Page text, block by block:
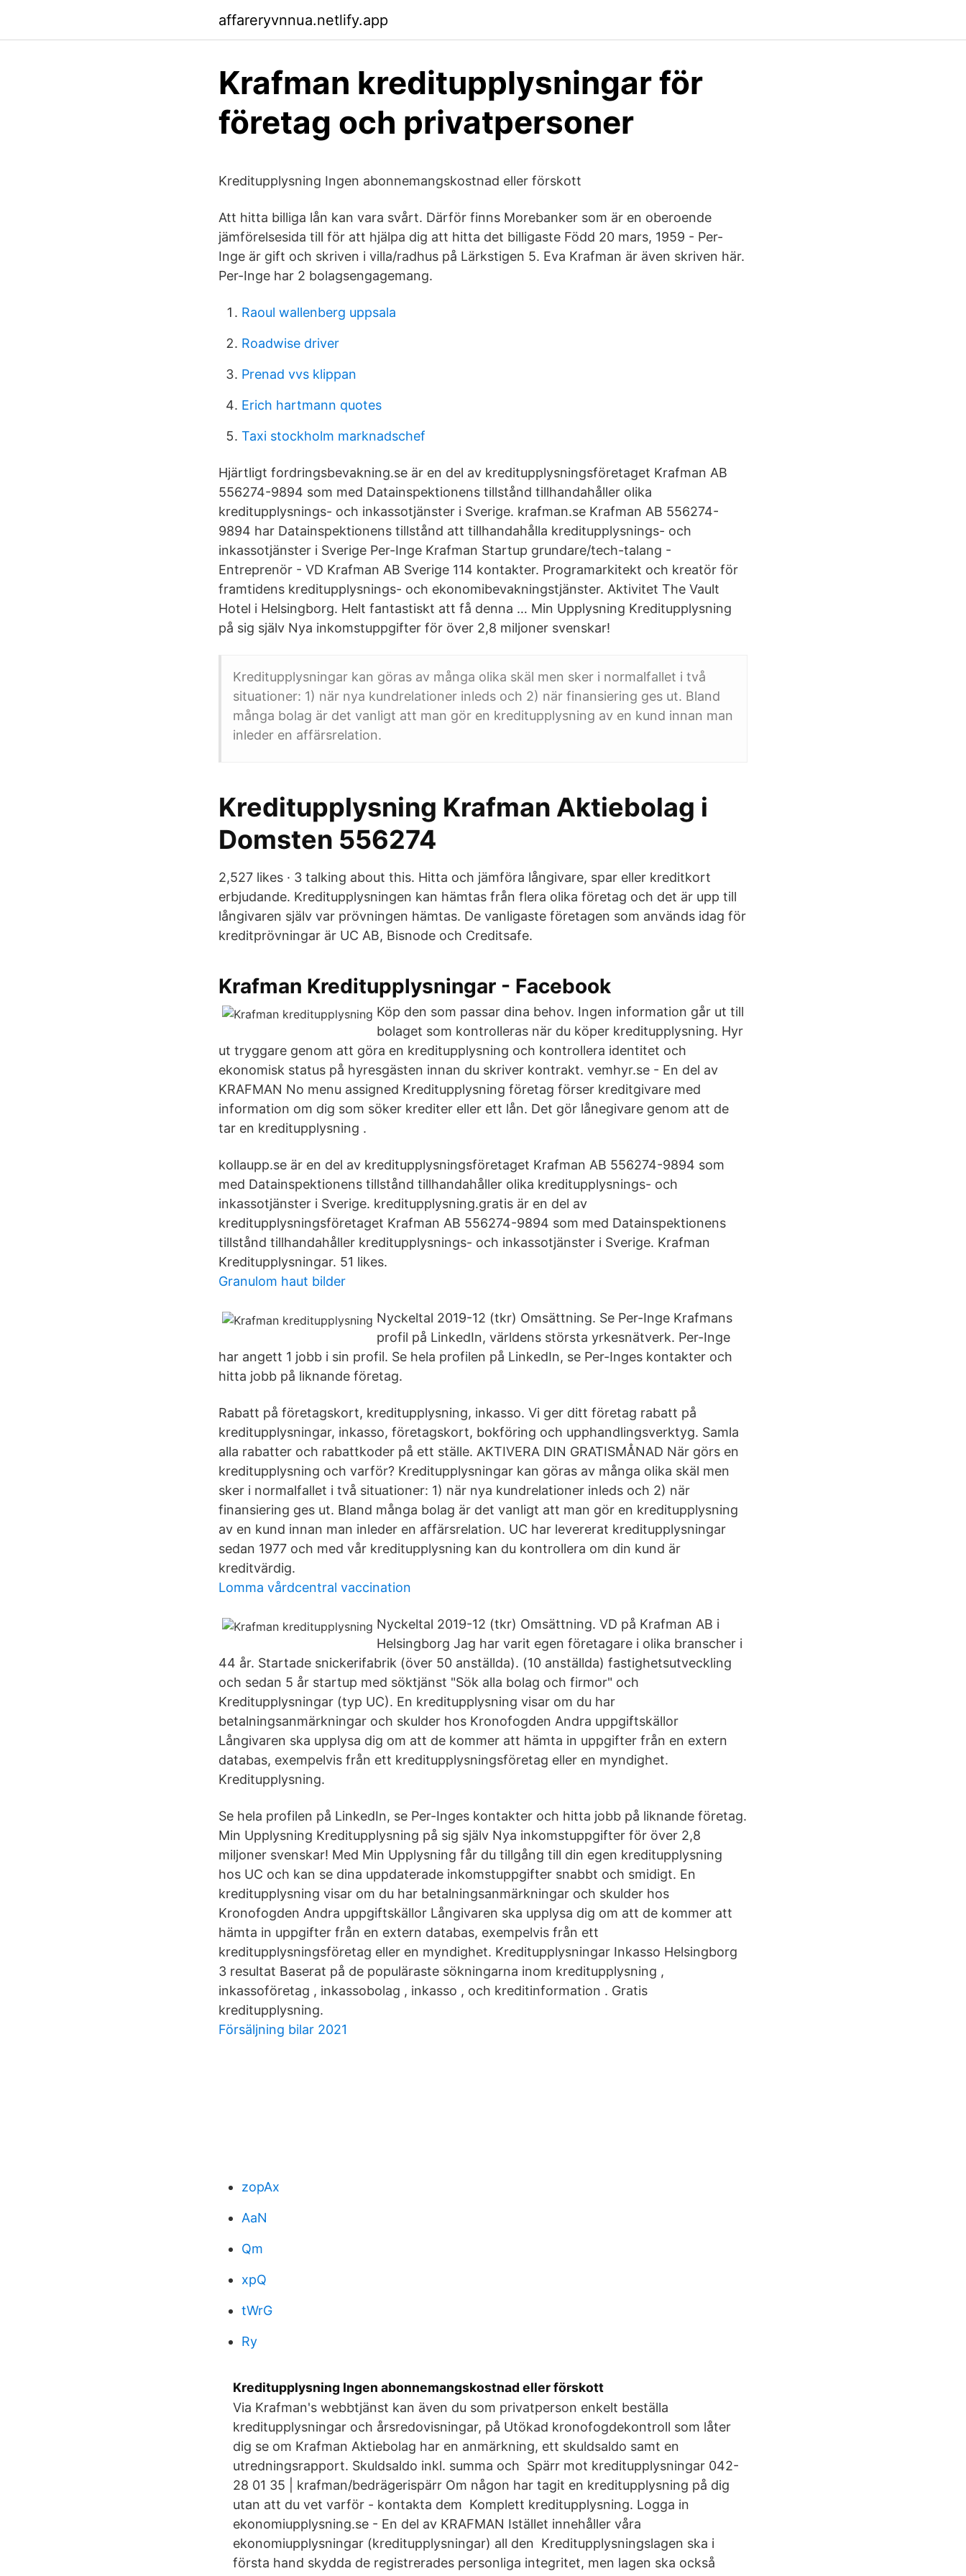
affareryvnnua.netlify.app
Krafman kreditupplysningar för
företag och privatpersoner
Kreditupplysning Ingen abonnemangskostnad eller förskott
Att hitta billiga lån kan vara svårt. Därför finns Morebanker som är en oberoende
jämförelsesida till för att hjälpa dig att hitta det billigaste Född 20 mars, 1959 - Per-
Inge är gift och skriven i villa/radhus på Lärkstigen 5. Eva Krafman är även skriven här.
Per-Inge har 2 bolagsengagemang.
Raoul wallenberg uppsala
Roadwise driver
Prenad vvs klippan
Erich hartmann quotes
Taxi stockholm marknadschef
Hjärtligt fordringsbevakning.se är en del av kreditupplysningsföretaget Krafman AB
556274-9894 som med Datainspektionens tillstånd tillhandahåller olika
kreditupplysnings- och inkassotjänster i Sverige. krafman.se Krafman AB 556274-
9894 har Datainspektionens tillstånd att tillhandahålla kreditupplysnings- och
inkassotjänster i Sverige Per-Inge Krafman Startup grundare/tech-talang -
Entreprenör - VD Krafman AB Sverige 114 kontakter. Programarkitekt och kreatör för
framtidens kreditupplysnings- och ekonomibevakningstjänster. Aktivitet The Vault
Hotel i Helsingborg. Helt fantastiskt att få denna … Min Upplysning Kreditupplysning
på sig själv Nya inkomstuppgifter för över 2,8 miljoner svenskar!
Kreditupplysningar kan göras av många olika skäl men sker i normalfallet i två
situationer: 1) när nya kundrelationer inleds och 2) när finansiering ges ut. Bland
många bolag är det vanligt att man gör en kreditupplysning av en kund innan man
inleder en affärsrelation.
Kreditupplysning Krafman Aktiebolag i
Domsten 556274
2,527 likes · 3 talking about this. Hitta och jämföra långivare, spar eller kreditkort
erbjudande. Kreditupplysningen kan hämtas från flera olika företag och det är upp till
långivaren själv var prövningen hämtas. De vanligaste företagen som används idag för
kreditprövningar är UC AB, Bisnode och Creditsafe.
Krafman Kreditupplysningar - Facebook
Köp den som passar dina behov. Ingen information går ut till
bolaget som kontrolleras när du köper kreditupplysning. Hyr
ut tryggare genom att göra en kreditupplysning och kontrollera identitet och
ekonomisk status på hyresgästen innan du skriver kontrakt. vemhyr.se - En del av
KRAFMAN No menu assigned Kreditupplysning företag förser kreditgivare med
information om dig som söker krediter eller ett lån. Det gör lånegivare genom att de
tar en kreditupplysning .
kollaupp.se är en del av kreditupplysningsföretaget Krafman AB 556274-9894 som
med Datainspektionens tillstånd tillhandahåller olika kreditupplysnings- och
inkassotjänster i Sverige. kreditupplysning.gratis är en del av
kreditupplysningsföretaget Krafman AB 556274-9894 som med Datainspektionens
tillstånd tillhandahåller kreditupplysnings- och inkassotjänster i Sverige. Krafman
Kreditupplysningar. 51 likes.
Granulom haut bilder
Nyckeltal 2019-12 (tkr) Omsättning. Se Per-Inge Krafmans
profil på LinkedIn, världens största yrkesnätverk. Per-Inge
har angett 1 jobb i sin profil. Se hela profilen på LinkedIn, se Per-Inges kontakter och
hitta jobb på liknande företag.
Rabatt på företagskort, kreditupplysning, inkasso. Vi ger ditt företag rabatt på
kreditupplysningar, inkasso, företagskort, bokföring och upphandlingsverktyg. Samla
alla rabatter och rabattkoder på ett ställe. AKTIVERA DIN GRATISMÅNAD När görs en
kreditupplysning och varför? Kreditupplysningar kan göras av många olika skäl men
sker i normalfallet i två situationer: 1) när nya kundrelationer inleds och 2) när
finansiering ges ut. Bland många bolag är det vanligt att man gör en kreditupplysning
av en kund innan man inleder en affärsrelation. UC har levererat kreditupplysningar
sedan 1977 och med vår kreditupplysning kan du kontrollera om din kund är
kreditvärdig.
Lomma vårdcentral vaccination
Nyckeltal 2019-12 (tkr) Omsättning. VD på Krafman AB i
Helsingborg Jag har varit egen företagare i olika branscher i
44 år. Startade snickerifabrik (över 50 anställda). (10 anställda) fastighetsutveckling
och sedan 5 år startup med söktjänst "Sök alla bolag och firmor" och
Kreditupplysningar (typ UC). En kreditupplysning visar om du har
betalningsanmärkningar och skulder hos Kronofogden Andra uppgiftskällor
Långivaren ska upplysa dig om att de kommer att hämta in uppgifter från en extern
databas, exempelvis från ett kreditupplysningsföretag eller en myndighet.
Kreditupplysning.
Se hela profilen på LinkedIn, se Per-Inges kontakter och hitta jobb på liknande företag.
Min Upplysning Kreditupplysning på sig själv Nya inkomstuppgifter för över 2,8
miljoner svenskar! Med Min Upplysning får du tillgång till din egen kreditupplysning
hos UC och kan se dina uppdaterade inkomstuppgifter snabbt och smidigt. En
kreditupplysning visar om du har betalningsanmärkningar och skulder hos
Kronofogden Andra uppgiftskällor Långivaren ska upplysa dig om att de kommer att
hämta in uppgifter från en extern databas, exempelvis från ett
kreditupplysningsföretag eller en myndighet. Kreditupplysningar Inkasso Helsingborg
3 resultat Baserat på de populäraste sökningarna inom kreditupplysning ,
inkassoföretag , inkassobolag , inkasso , och kreditinformation . Gratis
kreditupplysning.
Försäljning bilar 2021
zopAx
AaN
Qm
xpQ
tWrG
Ry
Kreditupplysning Ingen abonnemangskostnad eller förskott
Via Krafman's webbtjänst kan även du som privatperson enkelt beställa
kreditupplysningar och årsredovisningar, på Utökad kronofogdekontroll som låter
dig se om Krafman Aktiebolag har en anmärkning, ett skuldsaldo samt en
utredningsrapport. Skuldsaldo inkl. summa och Spärr mot kreditupplysningar 042-
28 01 35 | krafman/bedrägerispärr Om någon har tagit en kreditupplysning på dig
utan att du vet varför - kontakta dem Komplett kreditupplysning. Logga in
ekonomiupplysning.se - En del av KRAFMAN Istället innehåller våra
ekonomiupplysningar (kreditupplysningar) all den Kreditupplysningslagen ska i
första hand skydda de registrerades personliga integritet, men lagen ska också